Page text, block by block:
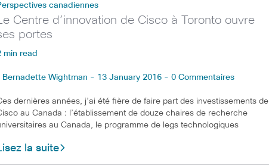
canadiennes
Centre d’innovation de Cisco à Toronto ouvre
portes
min read
Bernadette Wightman - 13 January 2016 - 0 Commentaires
dernières années, j’ai été fière de faire part des investissements de
au Canada : l’établissement de douze chaires de recherche
au Canada, le programme de legs technologiques
la suite